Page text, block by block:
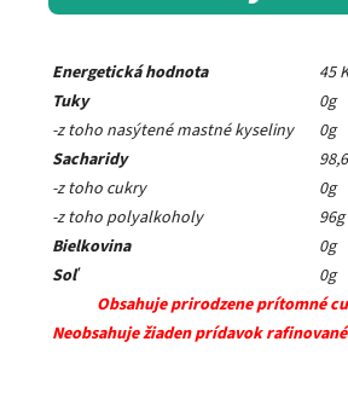
Energetická hodnota
45
Tuky
0g
-z toho nasýtené mastné kyseliny
0g
Sacharidy
-z toho cukry
0g
-z toho polyalkoholy
96g
Bielkovina
0g
Soľ
0g
Obsahuje prirodzene prítomné
Neobsahuje žiaden prídavok